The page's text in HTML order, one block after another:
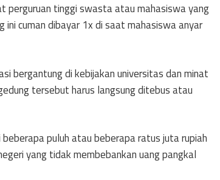
perguruan tinggi swasta atau mahasiswa yang
ini cuman dibayar 1x di saat mahasiswa anyar
bergantung di kebijakan universitas dan minat
tersebut harus langsung ditebus atau
puluh atau beberapa ratus juta rupiah
yang tidak membebankan uang pangkal